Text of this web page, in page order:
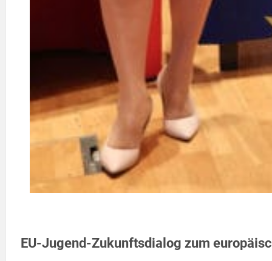
EU-Jugend-Zukunftsdialog zum